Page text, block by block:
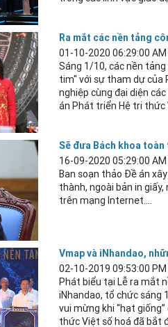
Ra mắt các nền tảng
01-10-2020 06:29:00 AM
Sáng 1/10, các nền
tim" với sự tham dự của
nghiệp cùng đại diện
án Phát triển Hệ tri thức
Sẽ đưa Bách khoa
16-09-2020 05:29:00 AM
Ban soạn thảo Đề án
thành, ngoài bản in giấy,
trên mạng Internet....
Vmap và iNhandao,
02-10-2019 09:53:00 PM
Phát biểu tại Lễ ra mắt
iNhandao, tổ chức sáng
vui mừng khi “hạt
thức Việt số hoá đã bắt